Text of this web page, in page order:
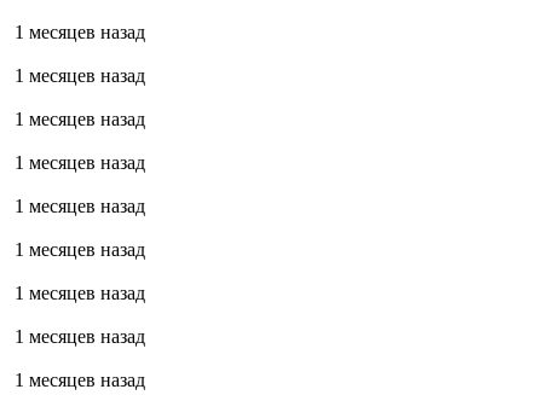
1 месяцев назад
1 месяцев назад
1 месяцев назад
1 месяцев назад
1 месяцев назад
1 месяцев назад
1 месяцев назад
1 месяцев назад
1 месяцев назад